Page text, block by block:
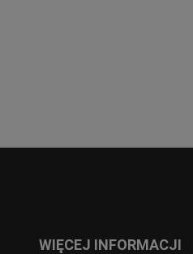
WIĘCEJ INFORMACJI